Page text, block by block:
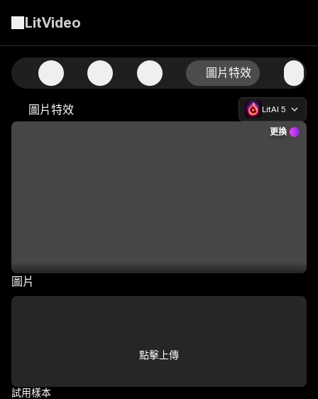
LitVideo
圖片特效
圖片特效 LitAI 5
更換
圖片
點擊上傳
試用樣本